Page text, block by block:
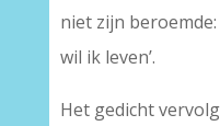
niet zijn
wil ik leven’.
Het gedicht